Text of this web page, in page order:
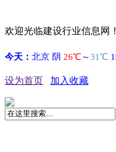
欢迎光临建设行业信息网！
设为首页 加入收藏